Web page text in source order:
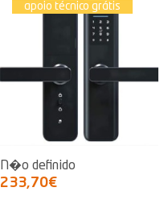
apoio técnico grátis
N�o definido
233,70€